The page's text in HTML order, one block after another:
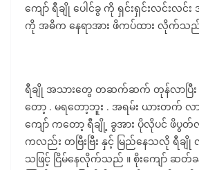
ကျော် ရီချို ပေါင်ခွ ကို ရှင်းရှင်းလင်းလင်
ကို အဓိက နေရာအား ဖိကပ်ထား လိုက်သ
ရီချို အသားတွေ တဆက်ဆက် တုန်လာပြီ
တော့ . မရတော့ဘူး . အရမ်း ယားတက် လာ
ကျော် ကတော့ ရီချို့ ခွအား ပိုလိုပင် ဖိ
ကလည်း တဗြီးဗြီး နှင့် မြည်နေသလို ရီ
သဖြင့် ငြိမ်နေလိုက်သည် ။ စိုးကျော် ဆတ်ခ